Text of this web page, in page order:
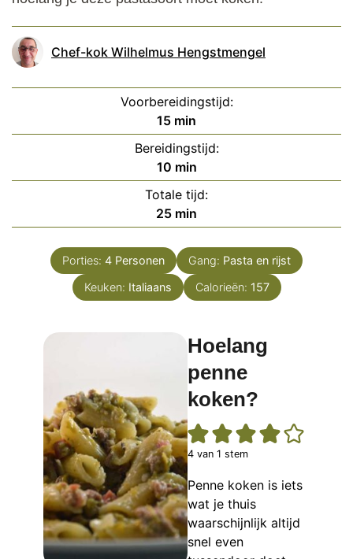
Chef-kok Wilhelmus Hengstmengel
Voorbereidingstijd:
15minuten
min
Bereidingstijd:
10minuten
min
Totale tijd:
25minuten
min
Porties: 4 Personen Gang: Pasta en rijst
Keuken: Italiaans Calorieën: 157
Hoelang
penne
koken?
4 van 1 stem
Penne koken is iets
wat je thuis
waarschijnlijk altijd
snel even